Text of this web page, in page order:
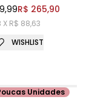
R$ 265,90
X R$ 88,63
WISHLIST
Unidades